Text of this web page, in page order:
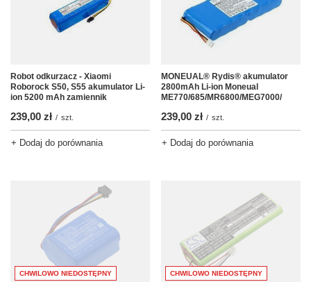
Robot odkurzacz - Xiaomi
Roborock S50, S55 akumulator Li-
ion 5200 mAh zamiennik
239,00 zł / szt.
+ Dodaj do porównania
MONEUAL® Rydis® akumulator
2800mAh Li-ion Moneual
ME770/685/MR6800/MEG7000/
239,00 zł / szt.
+ Dodaj do porównania
CHWILOWO NIEDOSTĘPNY CHWILOWO NIEDOSTĘPNY